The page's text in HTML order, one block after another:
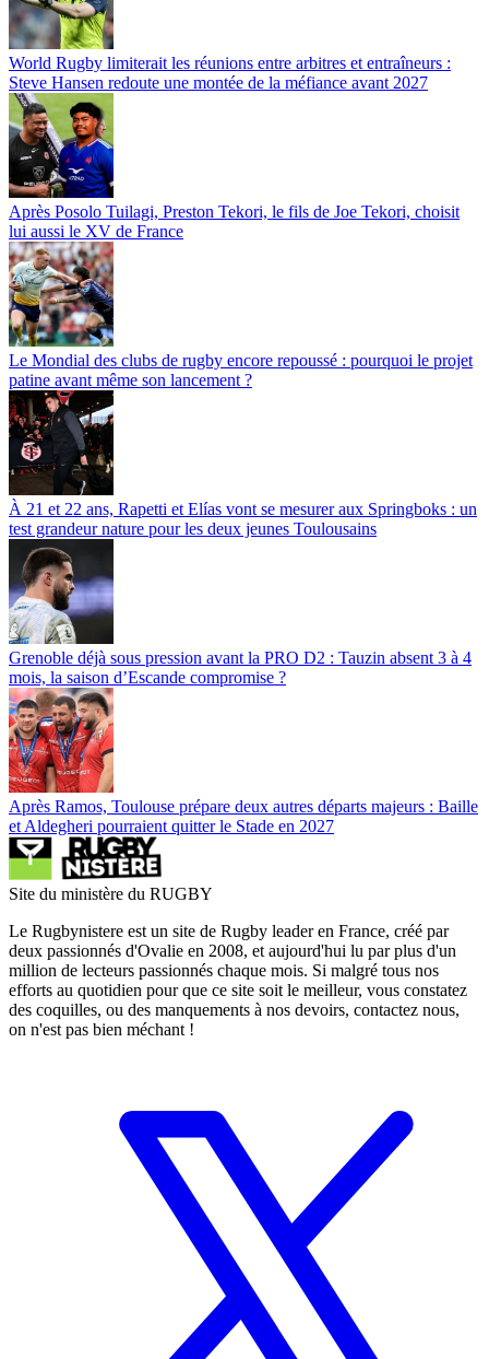
World Rugby limiterait les réunions entre arbitres et entraîneurs :
Steve Hansen redoute une montée de la méfiance avant 2027
Après Posolo Tuilagi, Preston Tekori, le fils de Joe Tekori, choisit
lui aussi le XV de France
Le Mondial des clubs de rugby encore repoussé : pourquoi le projet
patine avant même son lancement ?
À 21 et 22 ans, Rapetti et Elías vont se mesurer aux Springboks : un
test grandeur nature pour les deux jeunes Toulousains
Grenoble déjà sous pression avant la PRO D2 : Tauzin absent 3 à 4
mois, la saison d’Escande compromise ?
Après Ramos, Toulouse prépare deux autres départs majeurs : Baille
et Aldegheri pourraient quitter le Stade en 2027
Site du ministère du RUGBY
Le Rugbynistere est un site de Rugby leader en France, créé par
deux passionnés d'Ovalie en 2008, et aujourd'hui lu par plus d'un
million de lecteurs passionnés chaque mois. Si malgré tous nos
efforts au quotidien pour que ce site soit le meilleur, vous constatez
des coquilles, ou des manquements à nos devoirs, contactez nous,
on n'est pas bien méchant !